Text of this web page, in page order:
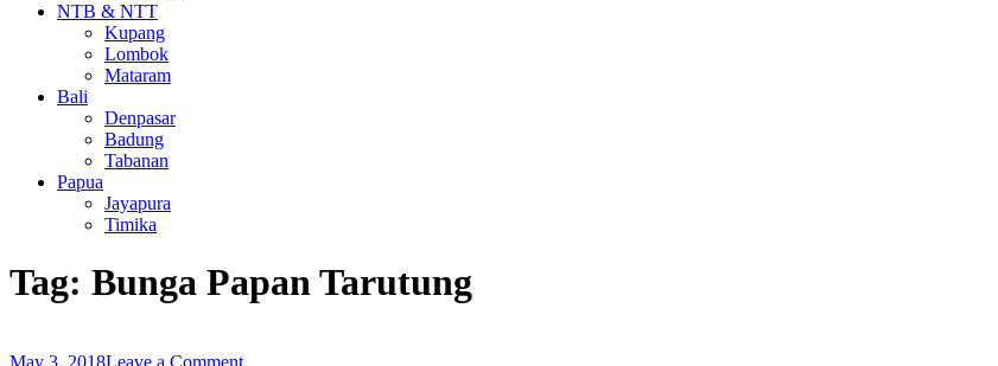
NTB & NTT
Kupang
Lombok
Mataram
Bali
Denpasar
Badung
Tabanan
Papua
Jayapura
Timika
Tag: Bunga Papan Tarutung
May 3, 2018Leave a Commenton